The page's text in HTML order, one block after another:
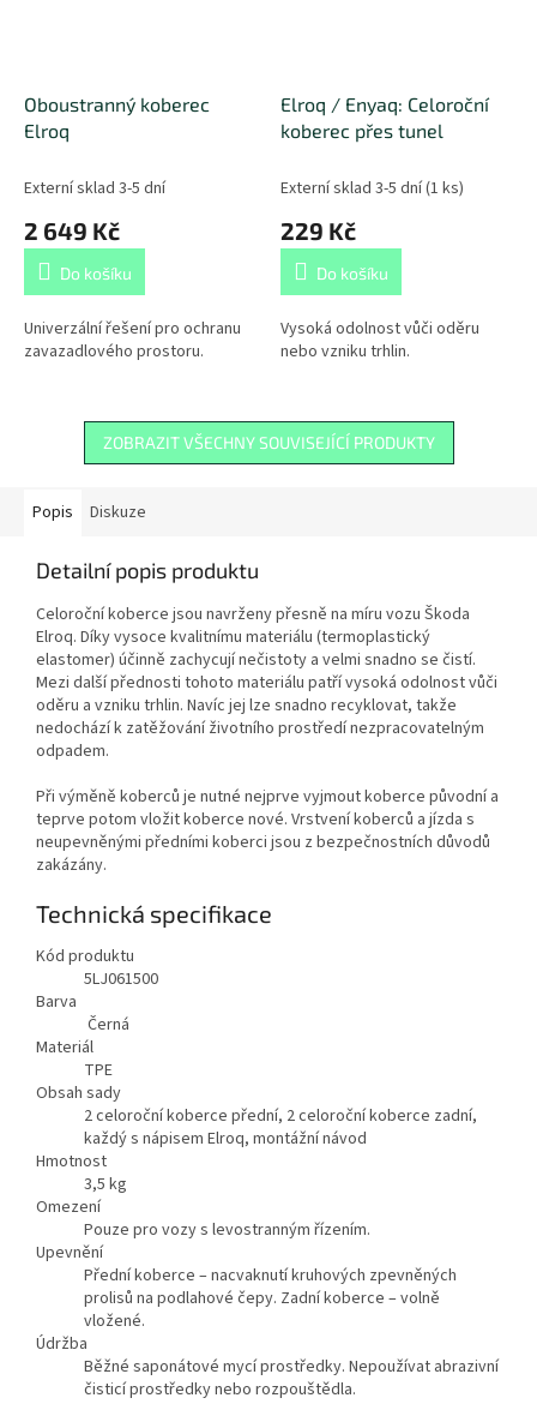
Oboustranný koberec
Elroq
Externí sklad 3-5 dní
2 649 Kč
Do košíku
Univerzální řešení pro ochranu
zavazadlového prostoru.
Elroq / Enyaq: Celoroční
koberec přes tunel
Externí sklad 3-5 dní(1 ks)
229 Kč
Do košíku
Vysoká odolnost vůči oděru
nebo vzniku trhlin.
ZOBRAZIT VŠECHNY SOUVISEJÍCÍ PRODUKTY
Popis Diskuze
Detailní popis produktu
Celoroční koberce jsou navrženy přesně na míru vozu Škoda
Elroq. Díky vysoce kvalitnímu materiálu (termoplastický
elastomer) účinně zachycují nečistoty a velmi snadno se čistí.
Mezi další přednosti tohoto materiálu patří vysoká odolnost vůči
oděru a vzniku trhlin. Navíc jej lze snadno recyklovat, takže
nedochází k zatěžování životního prostředí nezpracovatelným
odpadem.
Při výměně koberců je nutné nejprve vyjmout koberce původní a
teprve potom vložit koberce nové. Vrstvení koberců a jízda s
neupevněnými předními koberci jsou z bezpečnostních důvodů
zakázány.
Technická specifikace
Kód produktu
5LJ061500
Barva
Černá
Materiál
TPE
Obsah sady
2 celoroční koberce přední, 2 celoroční koberce zadní,
každý s nápisem Elroq, montážní návod
Hmotnost
3,5 kg
Omezení
Pouze pro vozy s levostranným řízením.
Upevnění
Přední koberce – nacvaknutí kruhových zpevněných
prolisů na podlahové čepy. Zadní koberce – volně
vložené.
Údržba
Běžné saponátové mycí prostředky. Nepoužívat abrazivní
čisticí prostředky nebo rozpouštědla.